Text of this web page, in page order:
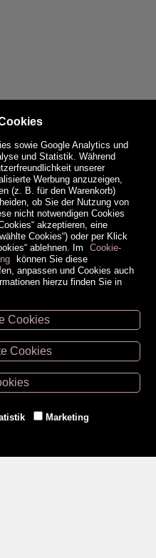
20433
30057
3836
sowie Google Analytics und
und Statistik. Während
unserer
Werbung anzuzeigen,
(z. B. für den Warenkorb)
ob Sie der Nutzung von
nicht notwendigen Cookies
akzeptieren, eine
Cookies“) oder per Klick
ablehnen. Im
Cookie-
können Sie diese
anpassen und Cookies auch
hierzu finden Sie in
Cookies
Cookies
Marketing